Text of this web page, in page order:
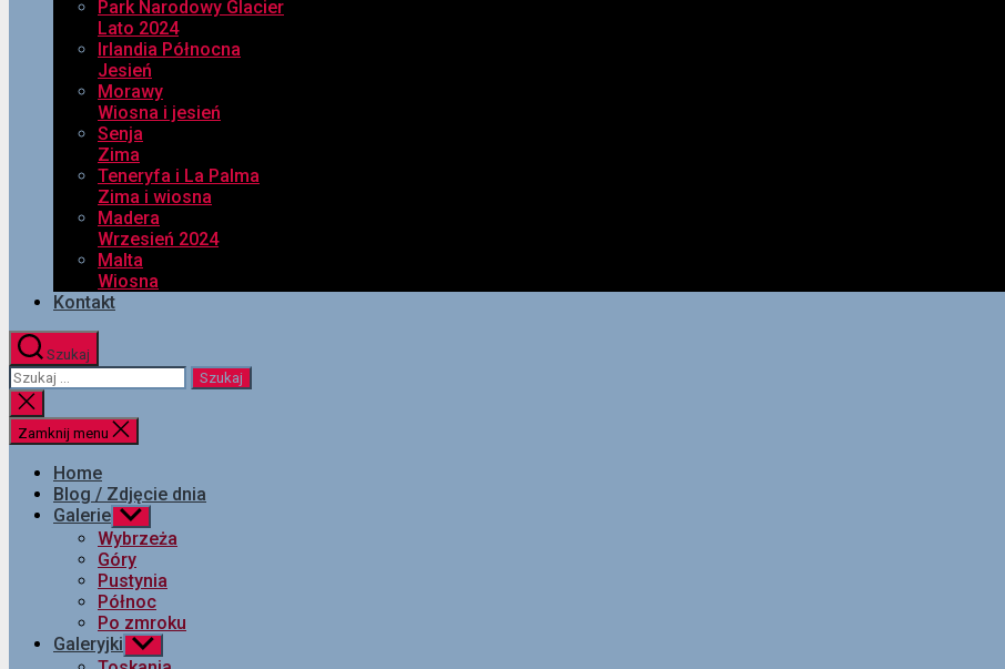
Park Narodowy Glacier
Lato 2024
Irlandia Północna
Jesień
Morawy
Wiosna i jesień
Senja
Zima
Teneryfa i La Palma
Zima i wiosna
Madera
Wrzesień 2024
Malta
Wiosna
Kontakt
Szukaj
Szukaj:
Zamknij
wyszukiwanie
Zamknij menu
Home
Blog / Zdjęcie dnia
Galerie Pokaż
podmenu
Wybrzeża
Góry
Pustynia
Północ
Po zmroku
Galeryjki Pokaż
podmenu